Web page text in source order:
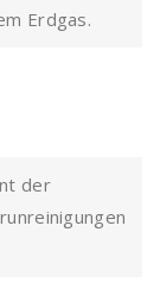
Erdgas.
der